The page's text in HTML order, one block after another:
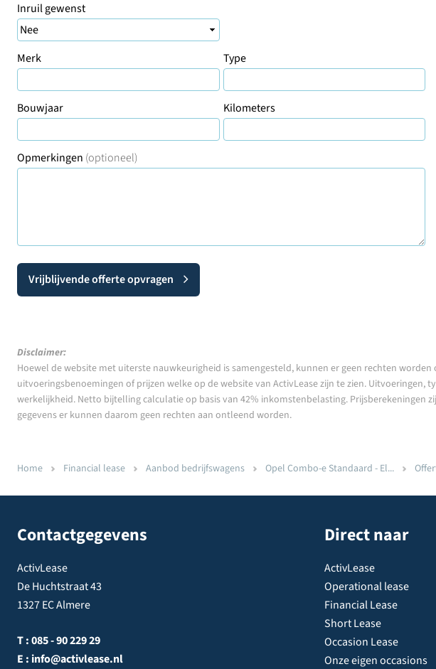
Inruil gewenst
Merk Type
Bouwjaar Kilometers
Opmerkingen (optioneel)
Vrijblijvende offerte opvragen
Disclaimer:
Hoewel de website met uiterste nauwkeurigheid is samengesteld, kunnen er geen rechten
uitvoeringsbenoemingen of prijzen welke op de website van ActivLease zijn te zien. Uitvoeringen,
werkelijkheid. Netto bijtelling calculatie op basis van 42% inkomstenbelasting. Prijsberekeningen
gegevens er kunnen daarom geen rechten aan ontleend worden.
Home Financial lease Aanbod bedrijfswagens Opel Combo-e Standaard - El...
Contactgegevens
ActivLease
De Huchtstraat 43
1327 EC Almere
T :085 - 90 229 29
E : info@activlease.nl
Direct naar
ActivLease
Operational lease
Financial Lease
Short Lease
Occasion Lease
Onze eigen occasions